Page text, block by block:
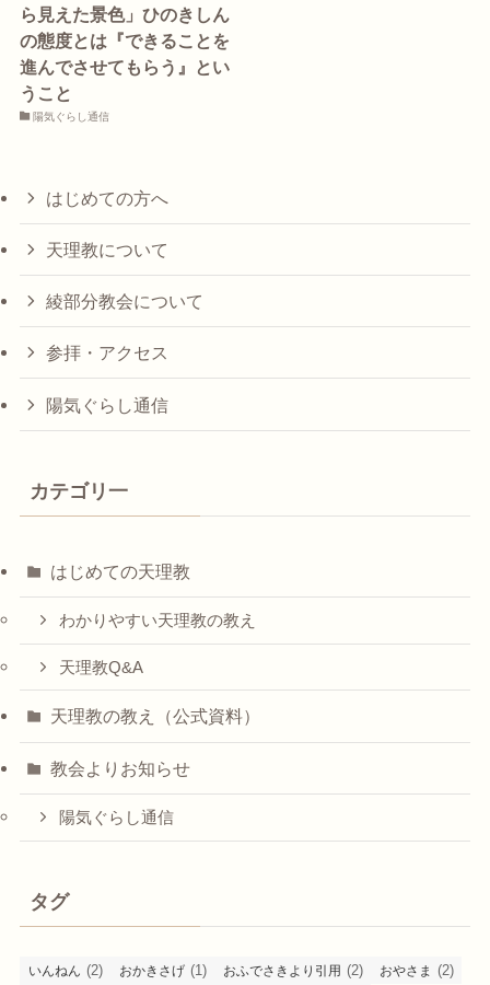
ら見えた景色」ひのきしん
の態度とは『できることを
進んでさせてもらう』とい
うこと
陽気ぐらし通信
はじめての方へ
天理教について
綾部分教会について
参拝・アクセス
陽気ぐらし通信
カテゴリ一
はじめての天理教
わかりやすい天理教の教え
天理教Q&A
天理教の教え（公式資料）
教会よりお知らせ
陽気ぐらし通信
タグ
いんねん (2) おかきさげ (1) おふでさきより引用 (2) おやさま (2)